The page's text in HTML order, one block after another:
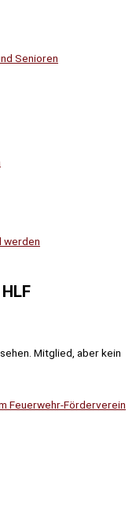
Senioren
werden
Mitglied, aber kein
Feuerwehr-Förderverein